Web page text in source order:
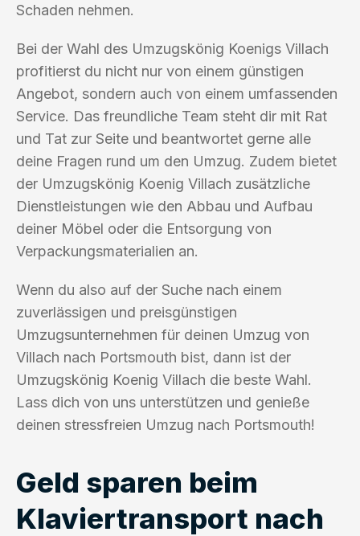
Schaden nehmen.
Bei der Wahl des Umzugskönig Koenigs Villach
profitierst du nicht nur von einem günstigen
Angebot, sondern auch von einem umfassenden
Service. Das freundliche Team steht dir mit Rat
und Tat zur Seite und beantwortet gerne alle
deine Fragen rund um den Umzug. Zudem bietet
der Umzugskönig Koenig Villach zusätzliche
Dienstleistungen wie den Abbau und Aufbau
deiner Möbel oder die Entsorgung von
Verpackungsmaterialien an.
Wenn du also auf der Suche nach einem
zuverlässigen und preisgünstigen
Umzugsunternehmen für deinen Umzug von
Villach nach Portsmouth bist, dann ist der
Umzugskönig Koenig Villach die beste Wahl.
Lass dich von uns unterstützen und genieße
deinen stressfreien Umzug nach Portsmouth!
Geld sparen beim
Klaviertransport nach